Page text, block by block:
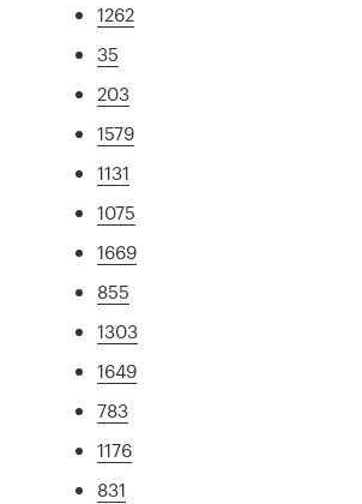
1262
35
203
1579
1131
1075
1669
855
1303
1649
783
1176
831